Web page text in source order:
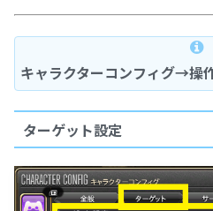
キャラクターコンフィグ→操
ターゲット設定